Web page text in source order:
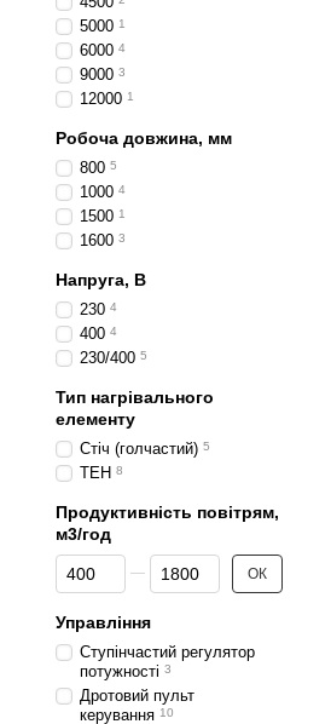
5000 1
6000 4
9000 3
12000 1
Робоча довжина, мм
800 5
1000 4
1500 1
1600 3
Напруга, В
230 4
400 4
230/400 5
Тип нагрівального
елементу
Стіч (голчастий) 5
ТЕН 8
Продуктивність повітрям,
м3/год
Від Продуктивність повітрям, м3/год
До Продуктивність повітрям, м3/год
ОК
Управління
Ступінчастий регулятор
потужності 3
Дротовий пульт
керування 10